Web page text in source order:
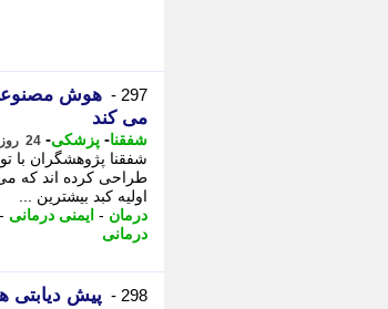
297 -
هوش مصنوعی
می کند
شفقنا- پزشکی- 24 روز پیش - پنجشنبه 25 تیر 1405، 16:37
شفقنا پژوهشگران با
طراحی کرده اند که می
اولیه کبد بیشترین ...
درمان - ایمنی درمانی -
درمانی
298 - پیش دیابتی